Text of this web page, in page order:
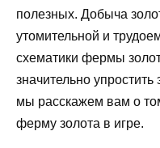
полезных. Добыча
утомительной и
схематики фермы
значительно
мы расскажем вам о
ферму золота в игре.